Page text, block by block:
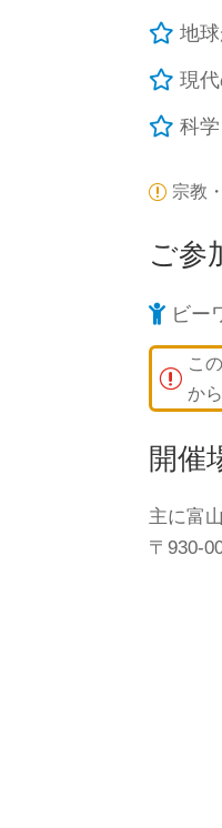
 地
 現
 科
r 宗教
ご参
 ビー
r
こ
か
開催
主に富
〒930-